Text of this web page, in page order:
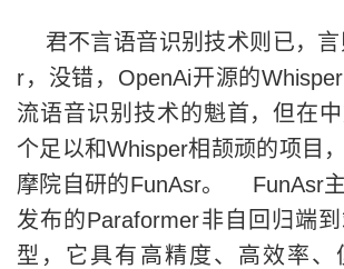
君不言语音识别技术则已，言
r，没错，OpenAi开源的
流语音识别技术的魁首，但在
个足以和Whisper相颉顽的项目
摩院自研的FunAsr。 FunAsr
发布的Paraformer非自回归端
型，它具有高精度、高效率、